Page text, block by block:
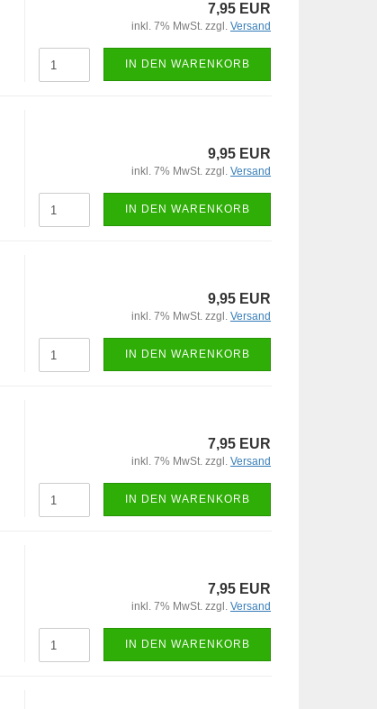
7,95 EUR
inkl. 7% MwSt. zzgl. Versand
IN DEN WARENKORB
9,95 EUR
inkl. 7% MwSt. zzgl. Versand
IN DEN WARENKORB
9,95 EUR
inkl. 7% MwSt. zzgl. Versand
IN DEN WARENKORB
7,95 EUR
inkl. 7% MwSt. zzgl. Versand
IN DEN WARENKORB
7,95 EUR
inkl. 7% MwSt. zzgl. Versand
IN DEN WARENKORB